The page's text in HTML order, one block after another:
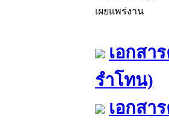
เผยแพร่งาน
เอกสา
รำโทน)
เอกสา